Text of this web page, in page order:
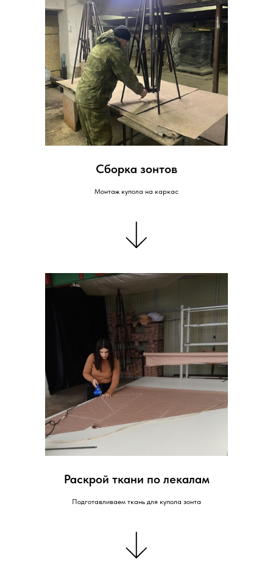
Сборка зонтов
Монтаж купола на каркас
Раскрой ткани по лекалам
Подготавливаем ткань для купола зонта